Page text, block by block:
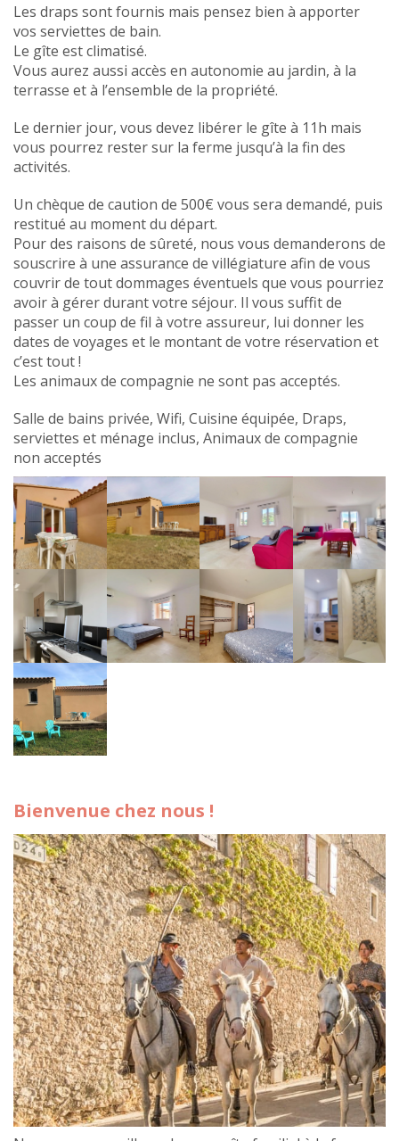
Les draps sont fournis mais pensez bien à apporter
vos serviettes de bain.
Le gîte est climatisé.
Vous aurez aussi accès en autonomie au jardin, à la
terrasse et à l’ensemble de la propriété.
Le dernier jour, vous devez libérer le gîte à 11h mais
vous pourrez rester sur la ferme jusqu’à la fin des
activités.
Un chèque de caution de 500€ vous sera demandé, puis
restitué au moment du départ.
Pour des raisons de sûreté, nous vous demanderons de
souscrire à une assurance de villégiature afin de vous
couvrir de tout dommages éventuels que vous pourriez
avoir à gérer durant votre séjour. Il vous suffit de
passer un coup de fil à votre assureur, lui donner les
dates de voyages et le montant de votre réservation et
c’est tout !
Les animaux de compagnie ne sont pas acceptés.
Salle de bains privée, Wifi, Cuisine équipée, Draps,
serviettes et ménage inclus, Animaux de compagnie
non acceptés
Bienvenue chez nous !